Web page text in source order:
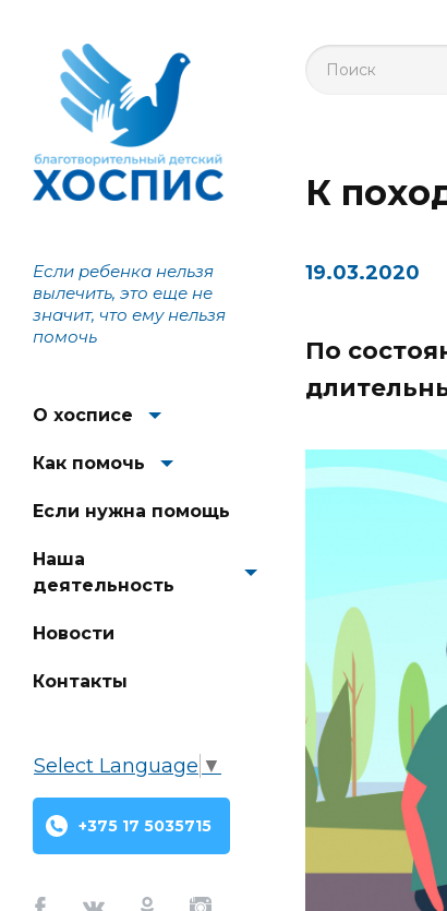
Если ребенка нельзя
вылечить, это еще не
значит, что ему нельзя
помочь
О хосписе
Как помочь
Если нужна помощь
Наша
деятельность
Новости
Контакты
Select Language ▼
+375 17 5035715
FacebookVkontakteOdnoklassnikiInstagram
К
19.03.2020
По